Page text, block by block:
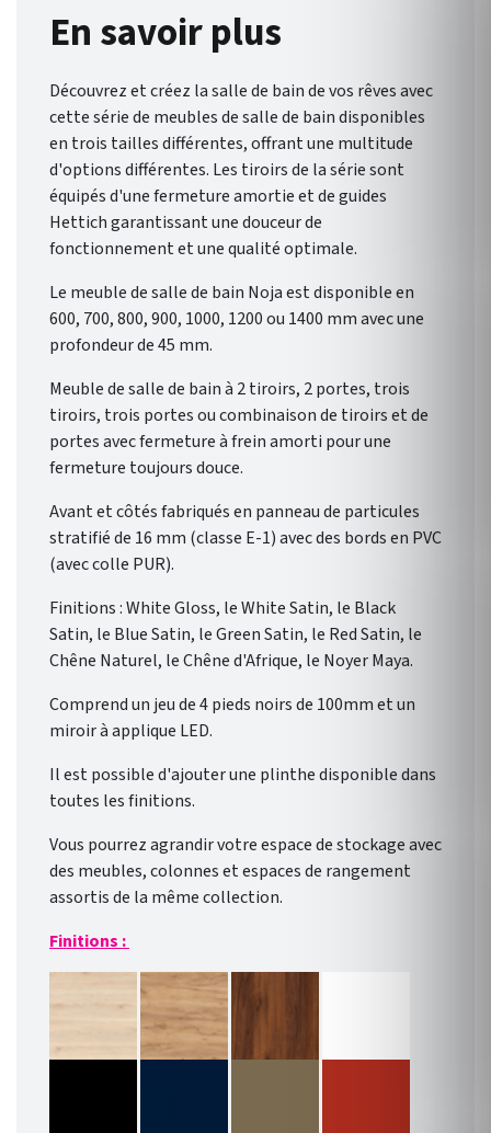
Noja , de Salgar , vous offre un
éventail de possibilités pour
ressemble.
En savoir plus
Découvrez et créez la salle de bain de vos rêves avec
cette série de meubles de salle de bain disponibles
en trois tailles différentes, offrant une multitude
d'options différentes. Les tiroirs de la série sont
équipés d'une fermeture amortie et de guides
Hettich garantissant une douceur de
fonctionnement et une qualité optimale.
Le meuble de salle de bain Noja est disponible en
600, 700, 800, 900, 1000, 1200 ou 1400 mm avec une
profondeur de 45 mm.
Meuble de salle de bain à 2 tiroirs, 2 portes, trois
tiroirs, trois portes ou combinaison de tiroirs et de
portes avec fermeture à frein amorti pour une
fermeture toujours douce.
Avant et côtés fabriqués en panneau de particules
stratifié de 16 mm (classe E-1) avec des bords en PVC
(avec colle PUR).
Finitions : White Gloss, le White Satin, le Black
Satin, le Blue Satin, le Green Satin, le Red Satin, le
Chêne Naturel, le Chêne d'Afrique, le Noyer Maya.
Comprend un jeu de 4 pieds noirs de 100mm et un
miroir à applique LED.
Il est possible d'ajouter une plinthe disponible dans
toutes les finitions.
Vous pourrez agrandir votre espace de stockage avec
des meubles, colonnes et espaces de rangement
assortis de la même collection.
Finitions :